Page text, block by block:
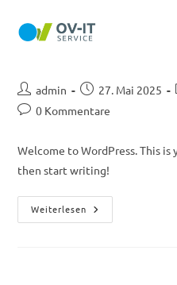
Inhalt
Beitrags-
Autor:
admin
Beitrag
veröffentlicht:
27. Mai 2025
Beitrags-
0 Kommentare
Welcome to WordPress. This
then start writing!
Weiterlesen Hello
World!